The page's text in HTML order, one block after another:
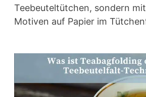
Teebeuteltütchen, sondern
Motiven auf Papier im